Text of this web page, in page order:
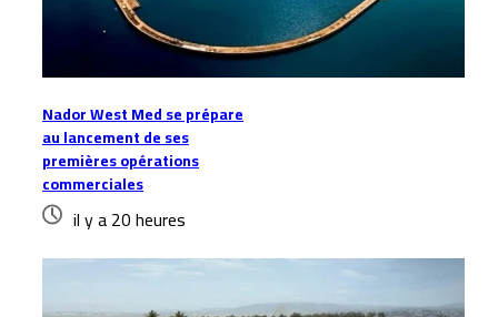
Nador West Med se prépare
au lancement de ses
premières opérations
commerciales
il y a 20 heures